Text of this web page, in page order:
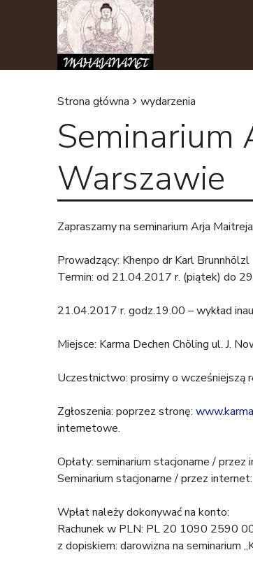
J
t
e
a
j
Strona główna wydarzenia
Seminarium
Warszawie
Zapraszamy na seminarium Arja
Prowadzący: Khenpo dr Karl Brunnhölzl
Termin: od 21.04.2017 r. (piątek) do
21.04.2017 r. godz.19.00 – wykład
Miejsce: Karma Dechen Chöling ul. J.
Uczestnictwo: prosimy o wcześniejszą
Zgłoszenia: poprzez stronę:
internetowe.
Opłaty: seminarium stacjonarne / przez
Seminarium stacjonarne / przez
Wpłat należy dokonywać na konto:
Rachunek w PLN: PL 20 1090 2590
z dopiskiem: darowizna na seminarium